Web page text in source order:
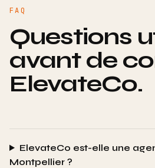
FAQ
Questions
avant de
ElevateCo.
ElevateCo est-elle une
Montpellier ?